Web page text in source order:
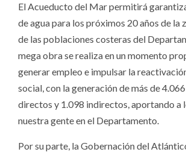
El Acueducto del Mar permitirá
de agua para los próximos 20 años de la
de las poblaciones costeras del
mega obra se realiza en un momento
generar empleo e impulsar la
social, con la generación de más de
directos y 1.098 indirectos, aportando a
nuestra gente en el Departamento.
Por su parte, la Gobernación del